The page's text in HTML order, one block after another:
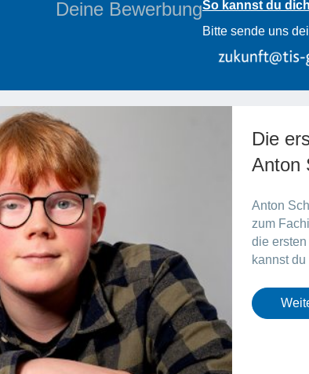
Deine BewerbungSo kannst du
Bitte sende uns
Die
Anton
Anton
zum
die
kannst